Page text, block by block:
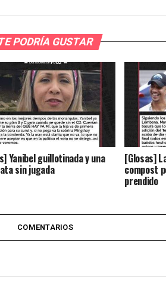
PODRÍA GUSTAR
Yanibel guillotinada y una
sin jugada
[Glosas]
compost
prendido
COMENTARIOS